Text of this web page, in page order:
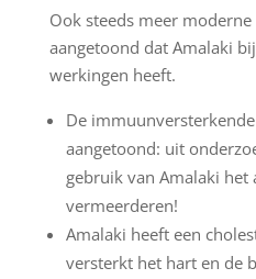
Ook steeds meer
aangetoond dat Amalaki
werkingen heeft.
De
aangetoond: uit
gebruik van Amalaki het
vermeerderen!
Amalaki heeft een
versterkt het hart en de